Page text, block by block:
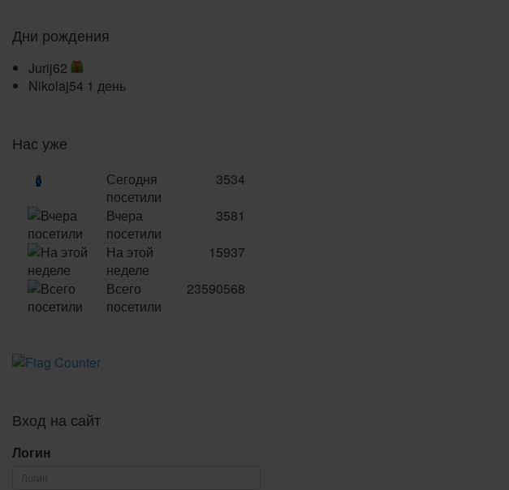
Дни рождения
Jurij62
Nikolaj54 1 день
Нас уже
Сегодня
посетили
3534
Вчера
посетили
3581
На этой
неделе
15937
Всего
посетили
23590568
Вход на сайт
Логин